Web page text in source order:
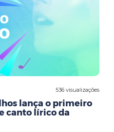
536 visualizações
lança o primeiro
canto lírico da